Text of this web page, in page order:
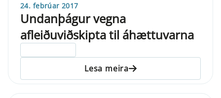
24. febrúar 2017
Undanþágur vegna
afleiðuviðskipta til áhættuvarna
Lesa meira